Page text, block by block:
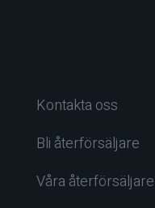
Kontakta oss
Bli återförsäljare
Våra återförsäljare